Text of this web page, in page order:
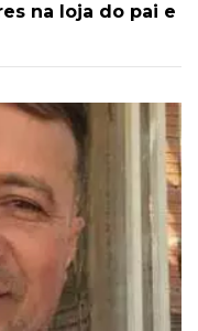
na loja do pai e